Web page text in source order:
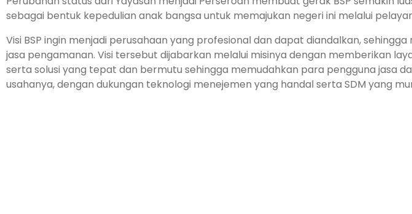
sebagai bentuk kepedulian anak bangsa untuk me­majukan negeri ini melalui
Visi BSP ingin menjadi perusa­haan yang profesional dan dapat diandalkan,
jasa pengamanan. Visi tersebut dijabarkan melalui misinya dengan mem­berikan
serta solusi yang tepat dan bermutu sehingga memudahkan para pengguna jasa
usahanya, dengan dukungan teknologi menejemen yang handal serta SDM yang